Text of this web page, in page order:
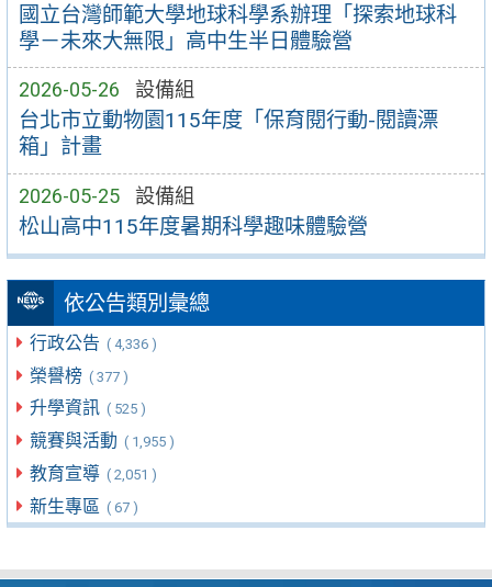
國立台灣師範大學地球科學系辦理「探索地球科
學－未來大無限」高中生半日體驗營
2026-05-26 設備組
台北市立動物園115年度「保育閱行動-閱讀漂
箱」計畫
2026-05-25 設備組
松山高中115年度暑期科學趣味體驗營
依公告類別彙總
行政公告 ( 4,336 )
榮譽榜 ( 377 )
升學資訊 ( 525 )
競賽與活動 ( 1,955 )
教育宣導 ( 2,051 )
新生專區 ( 67 )